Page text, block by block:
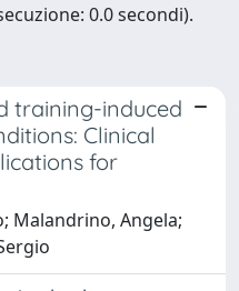
0.0 secondi).
training-induced
Clinical
for
Malandrino, Angela;